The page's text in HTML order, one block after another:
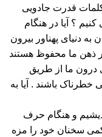
قدرت جادویی
؟ آیا در هنگام
دنیای پهناور بیرون
ذهن ما محفوظ هستند
درون ما از طریق
خطرناک باشند . آیا به
و هنگام حرف
سخنان خود را مزه